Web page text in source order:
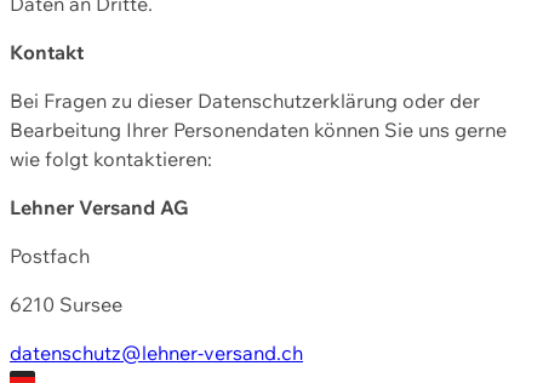
Kontakt
Bei Fragen zu dieser Datenschutzerklärung oder der
Bearbeitung Ihrer Personendaten können Sie uns gerne
wie folgt kontaktieren:
Lehner Versand AG
Postfach
6210 Sursee
datenschutz@lehner-versand.ch